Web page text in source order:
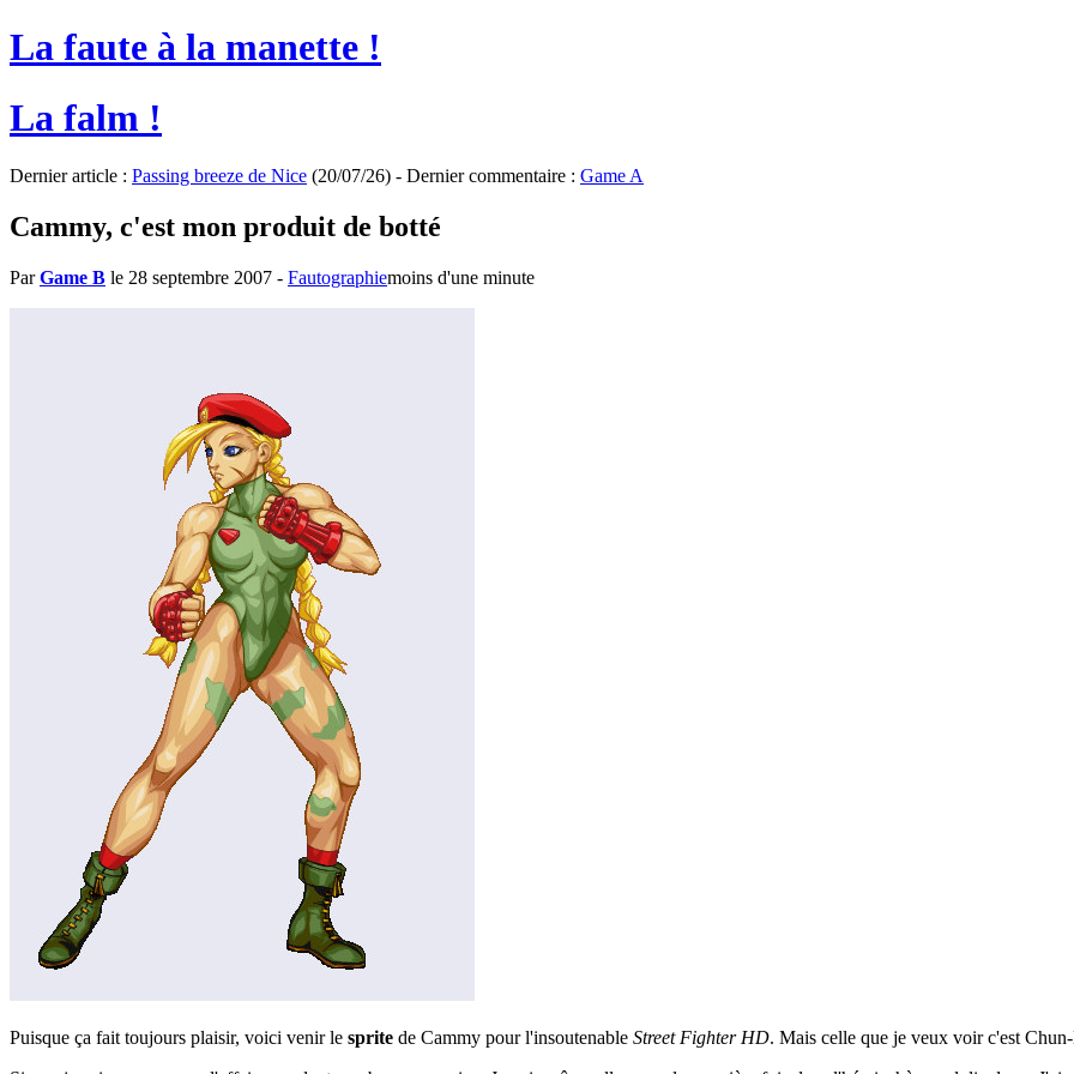
La faute à la manette !
La falm !
Dernier article : Passing breeze de Nice (20/07/26) - Dernier commentaire : Game A
Cammy, c'est mon produit de botté
ParGame B le 28 septembre 2007 - Fautographiemoins d'une minute
Puisque ça fait toujours plaisir, voici venir le sprite de Cammy pour l'insoutenable Street Fighter HD. Mais celle que je veux voir c'est